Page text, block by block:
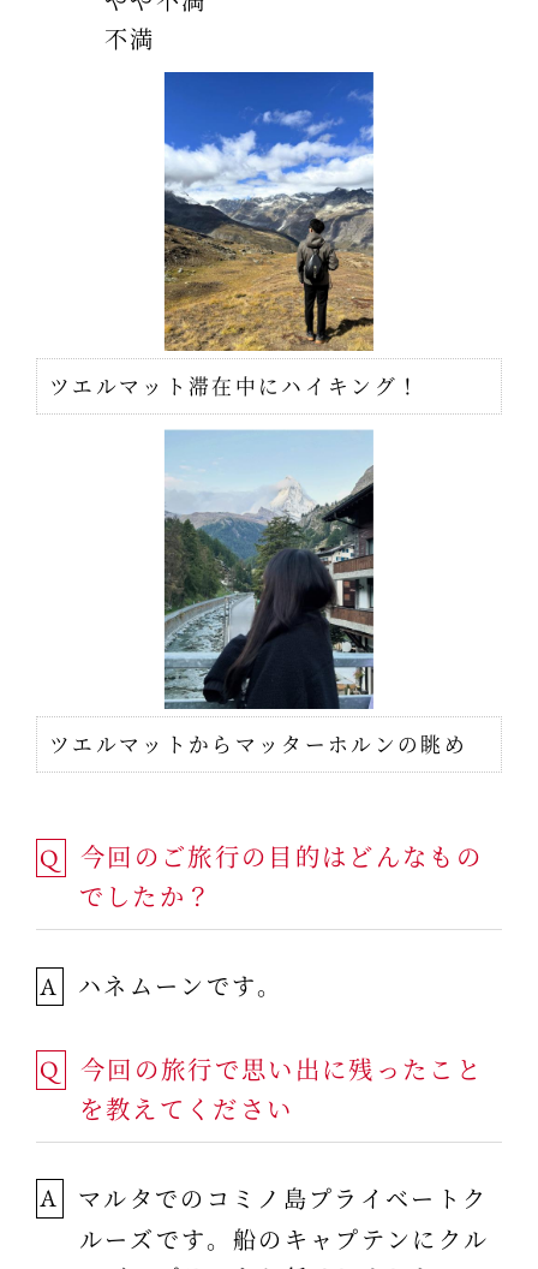
不満
ツエルマット滞在中にハイキング！
ツエルマットからマッターホルンの眺め
Q
今回のご旅行の目的はどんなもの
でしたか？
A ハネムーンです。
Q
今回の旅行で思い出に残ったこと
を教えてください
A
マルタでのコミノ島プライベートク
ルーズです。船のキャプテンにクル